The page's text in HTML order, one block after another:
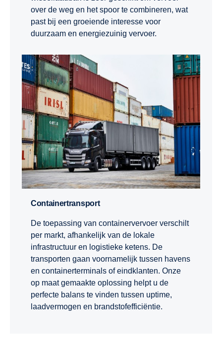
over de weg en het spoor te combineren, wat
past bij een groeiende interesse voor
duurzaam en energiezuinig vervoer.
Containertransport
De toepassing van containervervoer verschilt
per markt, afhankelijk van de lokale
infrastructuur en logistieke ketens. De
transporten gaan voornamelijk tussen havens
en containerterminals of eindklanten. Onze
op maat gemaakte oplossing helpt u de
perfecte balans te vinden tussen uptime,
laadvermogen en brandstofefficiëntie.